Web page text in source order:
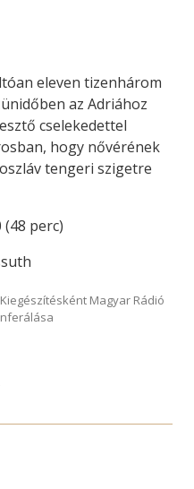
eleven tizenhárom
az Adriához
cselekedettel
hogy nővérének
tengeri szigetre
(48 perc)
Magyar Rádió